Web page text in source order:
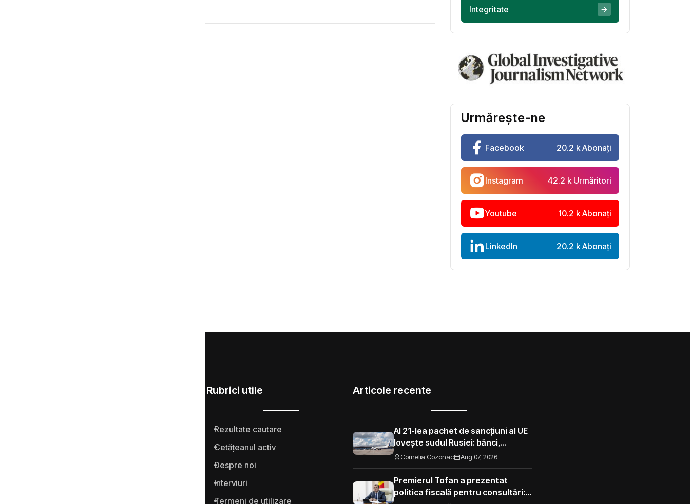
Integritate
Urmărește-ne
Facebook 20.2 k Abonați
Instagram 42.2 k Urmăritori
Youtube 10.2 k Abonați
LinkedIn 20.2 k Abonați
Rubrici utile
Rezultate cautare
Cetățeanul activ
Despre noi
Interviuri
Termeni de utilizare
Articole recente
Al 21-lea pachet de sancțiuni al UE
lovește sudul Rusiei: bănci,
aeroporturi și flota din umbră
Cornelia Cozonac Aug 07, 2026
Premierul Tofan a prezentat
politica fiscală pentru consultări: